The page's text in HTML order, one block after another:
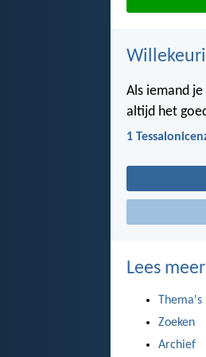
Als iemand
altijd het
1
Lees meer
Thema's
Zoeken
Archief